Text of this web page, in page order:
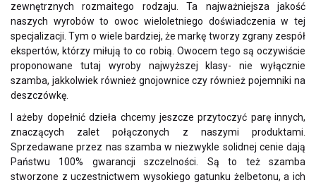
zewnętrznych rozmaitego rodzaju. Ta najważniejsza jakość
naszych wyrobów to owoc wieloletniego doświadczenia w tej
specjalizacji. Tym o wiele bardziej, że markę tworzy zgrany zespół
ekspertów, którzy miłują to co robią. Owocem tego są oczywiście
proponowane tutaj wyroby najwyższej klasy- nie wyłącznie
szamba, jakkolwiek również gnojownice czy również pojemniki na
deszczówkę.
I ażeby dopełnić dzieła chcemy jeszcze przytoczyć parę innych,
znaczących zalet połączonych z naszymi produktami.
Sprzedawane przez nas szamba w niezwykle solidnej cenie dają
Państwu 100% gwarancji szczelności. Są to też szamba
stworzone z uczestnictwem wysokiego gatunku żelbetonu, a ich